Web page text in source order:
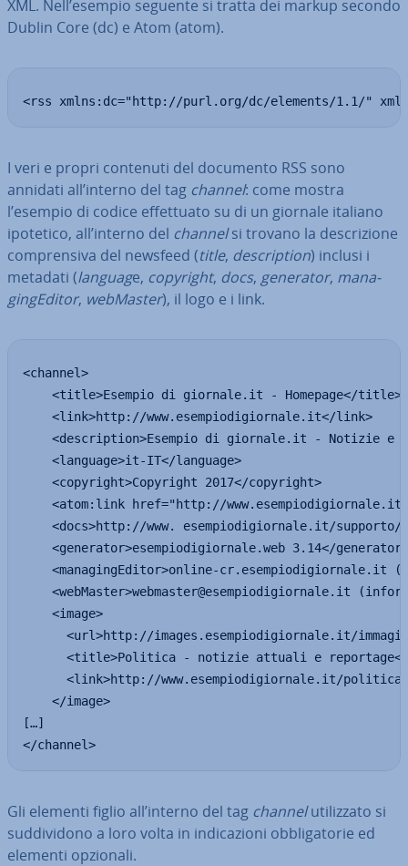
XML. Nell’esempio seguente si tratta dei markup secondo
Dublin Core (dc) e Atom (atom).
<rss xmlns:dc="http://purl.org/dc/elements/1.1/"
I veri e propri contenuti del documento RSS sono
annidati all’interno del tag channel: come mostra
l’esempio di codice ef­fet­tua­to su di un giornale italiano
ipotetico, all’interno del channelsi trovano la de­scri­zio­ne
com­pren­si­va del newsfeed (title, de­scrip­tion) inclusi i
metadati (language, copyright, docs, generator, ma­na­
gin­gE­di­tor, webMaster), il logo e i link.
<channel>
    <title>Esempio di giornale.it - Homepage</title>
    <link>http://www.esempiodigiornale.it</link>
<description>Esempio di giornale.it - Notizie e
    <language>it-IT</language>
    <copyright>Copyright 2017</copyright>
<atom:link href="http://
<docs>http://www. esempiodigiornale.it/supporto/
    <generator>esempiodigiornale.web 3.14</generator>
<managingEditor>online-cr.esempiodigiornale.it
<webMaster>webmaster@esempiodigiornale.it
    <image>
<url>http://images.esempiodigiornale.it/
<title>Politica - notizie attuali e
<link>http://www.esempiodigiornale.it/
    </image>
[…]
</channel>
Gli elementi figlio all’interno del tag channeluti­liz­za­to si
sud­di­vi­do­no a loro volta in in­di­ca­zio­ni ob­bli­ga­to­rie ed
elementi opzionali.